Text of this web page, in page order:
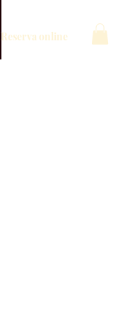
Reserva online